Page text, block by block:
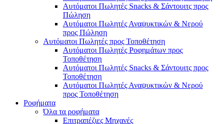
Αυτόματοι Πωλητές Snacks & Σάντουιτς προς
Πώληση
Αυτόματοι Πωλητές Αναψυκτικών & Νερού
προς Πώληση
Αυτόματοι Πωλητές προς Τοποθέτηση
Αυτόματοι Πωλητές Ροφημάτων προς
Τοποθέτηση
Αυτόματοι Πωλητές Snacks & Σάντουιτς προς
Τοποθέτηση
Αυτόματοι Πωλητές Αναψυκτικών & Νερού
προς Τοποθέτηση
Ροφήματα
Όλα τα ροφήματα
Επιτραπέζιες Μηχανές